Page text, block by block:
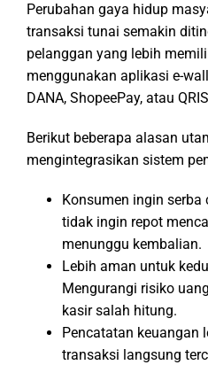
Perubahan gaya hidup
transaksi tunai semakin
pelanggan yang lebih
menggunakan aplikasi e-
DANA, ShopeePay, atau
Berikut beberapa alasan
mengintegrasikan sistem
Konsumen ingin serba
tidak ingin repot
menunggu kembalian.
Lebih aman untuk
Mengurangi risiko
kasir salah hitung.
Pencatatan keuangan
transaksi langsung